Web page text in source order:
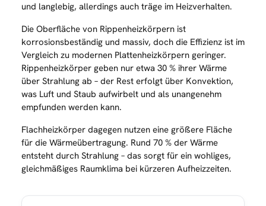
und langlebig, allerdings auch träge im Heizverhalten.
Die Oberfläche von Rippenheizkörpern ist
korrosionsbeständig und massiv, doch die Effizienz ist im
Vergleich zu modernen Plattenheizkörpern geringer.
Rippenheizkörper geben nur etwa 30 % ihrer Wärme
über Strahlung ab – der Rest erfolgt über Konvektion,
was Luft und Staub aufwirbelt und als unangenehm
empfunden werden kann.
Flachheizkörper dagegen nutzen eine größere Fläche
für die Wärmeübertragung. Rund 70 % der Wärme
entsteht durch Strahlung – das sorgt für ein wohliges,
gleichmäßiges Raumklima bei kürzeren Aufheizzeiten.